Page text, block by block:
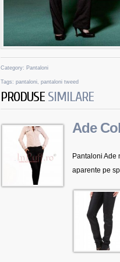
Category: Pantaloni
Tags: pantaloni, pantaloni tweed
PRODUSE SIMILARE
Ade
Pantaloni Ade
aparente pe